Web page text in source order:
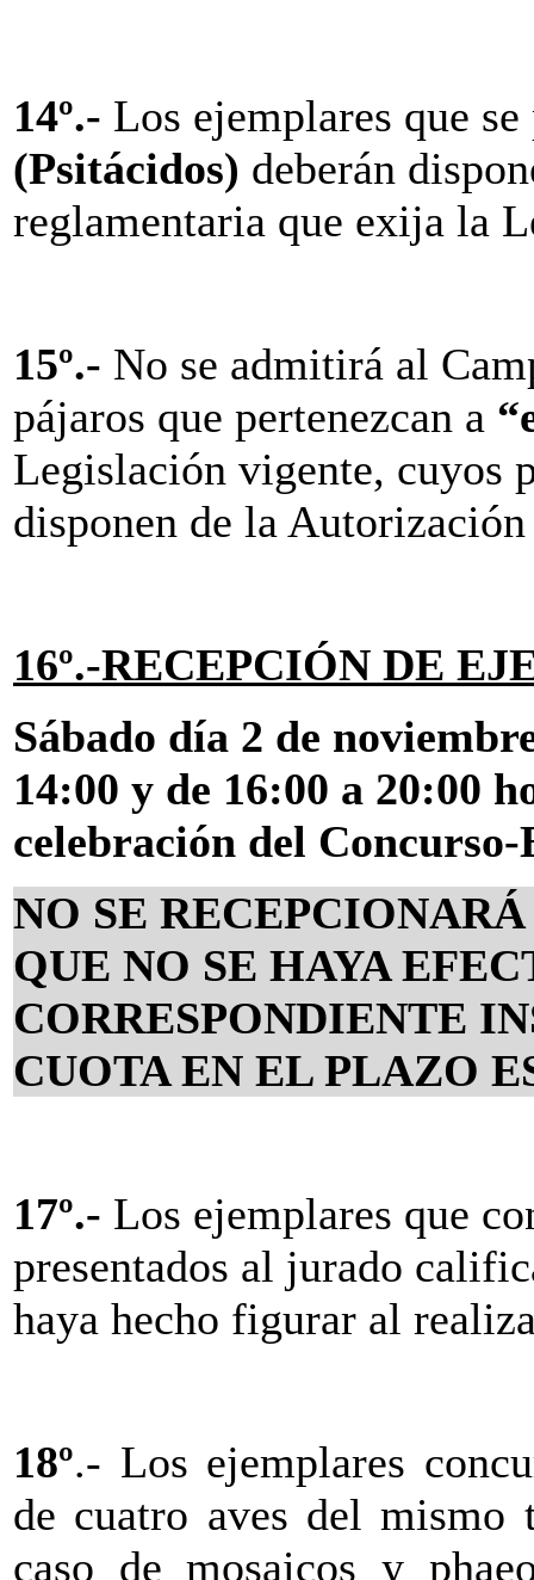
14º.- Los ejemplares que
(Psitácidos) deberán
reglamentaria que exija la
15º.- No se admitirá al
pájaros que pertenezcan a
Legislación vigente, cuyos
disponen de la
16º.-RECEPCIÓN DE
Sábado día 2 de
14:00 y de 16:00 a 20:00
celebración del
NO SE
QUE NO SE HAYA
CORRESPONDIENTE
CUOTA EN EL PLAZO
17º.- Los ejemplares que
presentados al jurado
haya hecho figurar al
18º.- Los ejemplares
de cuatro aves del
caso de mosaicos y